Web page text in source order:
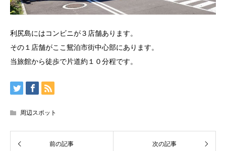
利尻島にはコンビニが３店舗あります。
その１店舗がここ鴛泊市街中心部にあります。
当旅館から徒歩で片道約１０分程です。
周辺スポット